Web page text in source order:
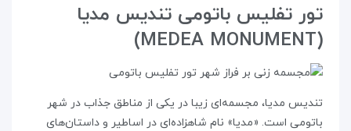
تور تفلیس باتومی تندیس مدیا
(MEDEA MONUMENT)
تندیس مدیا، مجسمه‌ای زیبا در یکی از مناطق جذاب در شهر
باتومی است. «مدیا» نام شاهزاده‌ای در اساطیر و داستان‌های